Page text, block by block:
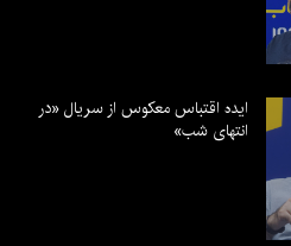
ایده اقتباس معکوس از سریال «در
انتهای شب»